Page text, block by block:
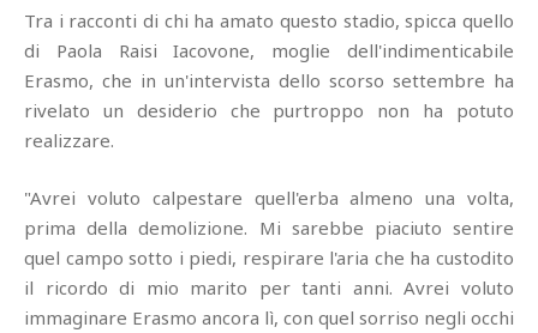
Tra i racconti di chi ha amato questo stadio, spicca quello
di Paola Raisi Iacovone, moglie dell'indimenticabile
Erasmo, che in un'intervista dello scorso settembre ha
rivelato un desiderio che purtroppo non ha potuto
realizzare.
"Avrei voluto calpestare quell'erba almeno una volta,
prima della demolizione. Mi sarebbe piaciuto sentire
quel campo sotto i piedi, respirare l'aria che ha custodito
il ricordo di mio marito per tanti anni. Avrei voluto
immaginare Erasmo ancora lì, con quel sorriso negli occhi